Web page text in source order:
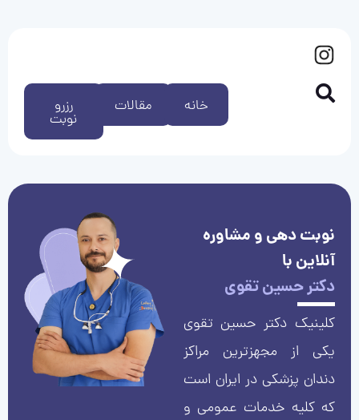
رزرو
نوبت
مقالات خانه
نوبت دهی و مشاوره
آنلاین با
دکتر حسین تقوی
کلینیک دکتر حسین تقوی
یکی از مجهزترین مراکز
دندان پزشکی در ایران است
که کلیه خدمات عمومی و